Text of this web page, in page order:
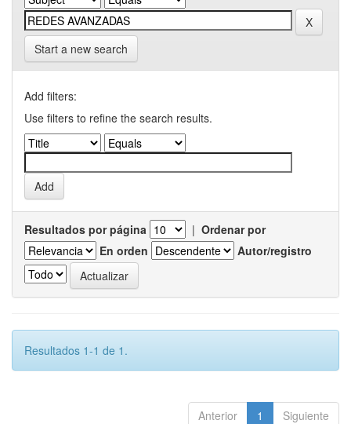
Start a new search
Add filters:
Use filters to refine the search results.
Resultados por página | Ordenar por
En orden
Autor/registro
Resultados 1-1 de 1.
Anterior 1 Siguiente